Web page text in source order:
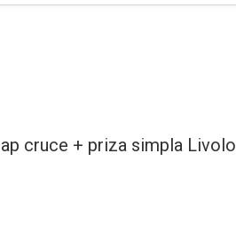
cruce + priza simpla Livolo